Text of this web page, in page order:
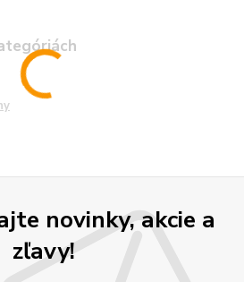
novinky, akcie a
zľavy!